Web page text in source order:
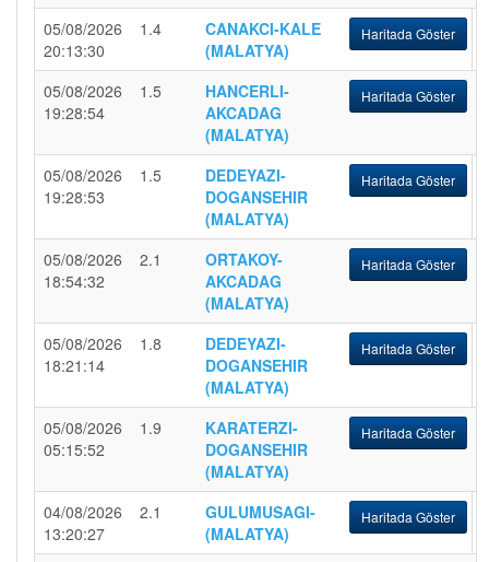
05/08/2026
20:13:30
1.4
CANAKCI-KALE
(MALATYA)
Haritada Göster
05/08/2026
19:28:54
1.5
HANCERLI-
AKCADAG
(MALATYA)
Haritada Göster
05/08/2026
19:28:53
1.5
DEDEYAZI-
DOGANSEHIR
(MALATYA)
Haritada Göster
05/08/2026
18:54:32
2.1
ORTAKOY-
AKCADAG
(MALATYA)
Haritada Göster
05/08/2026
18:21:14
1.8
DEDEYAZI-
DOGANSEHIR
(MALATYA)
Haritada Göster
05/08/2026
05:15:52
1.9
KARATERZI-
DOGANSEHIR
(MALATYA)
Haritada Göster
04/08/2026
13:20:27
2.1
GULUMUSAGI-
(MALATYA)
Haritada Göster